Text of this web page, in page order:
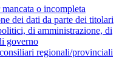
o incompleta
dei dati da parte dei titolari
di amministrazione, di
governo
regionali/provinciali